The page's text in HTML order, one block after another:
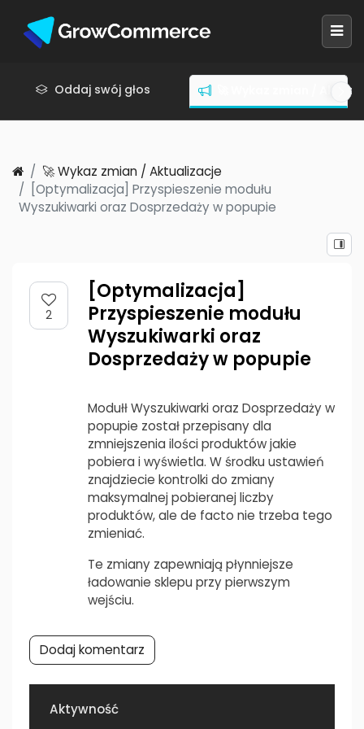
Oddaj swój głos 🚀 Wykaz zmian /
🚀 Wykaz zmian / Aktualizacje
[Optymalizacja] Przyspieszenie modułu
Wyszukiwarki oraz Dosprzedaży w popupie
2
[Optymalizacja]
Przyspieszenie modułu
Wyszukiwarki oraz
Dosprzedaży w popupie
Modułł Wyszukiwarki oraz Dosprzedaży w
popupie został przepisany dla
zmniejszenia ilości produktów jakie
pobiera i wyświetla. W środku ustawień
znajdziecie kontrolki do zmiany
maksymalnej pobieranej liczby
produktów, ale de facto nie trzeba tego
zmieniać.
Te zmiany zapewniają płynniejsze
ładowanie sklepu przy pierwszym
wejściu.
Dodaj komentarz
Aktywność